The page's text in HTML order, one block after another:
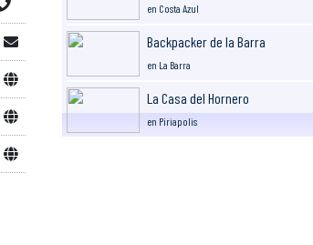
en Costa Azul
Backpacker de la Barra
en La Barra
La Casa del Hornero
en Piriapolis